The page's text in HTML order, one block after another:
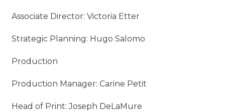
Associate Director: Victoria Etter
Strategic Planning: Hugo Salomo
Production
Production Manager: Carine Petit
Head of Print: Joseph DeLaMure